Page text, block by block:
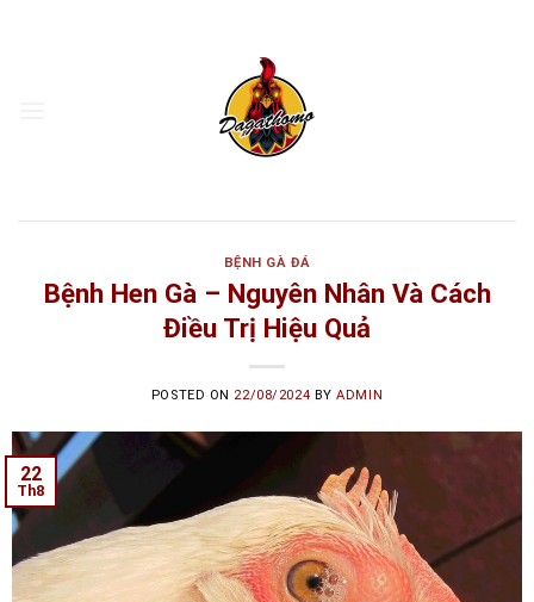
BỆNH GÀ ĐÁ
Bệnh Hen Gà – Nguyên Nhân Và Cách
Điều Trị Hiệu Quả
POSTED ON 22/08/2024 BYADMIN
22
Th8